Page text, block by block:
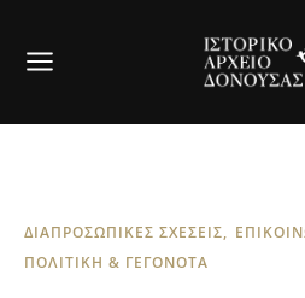
ΔΙΑΠΡΟΣΩΠΙΚΕΣ ΣΧΕΣΕΙΣ
ΠΟΛΙΤΙΚΗ & ΓΕΓΟΝΟΤΑ